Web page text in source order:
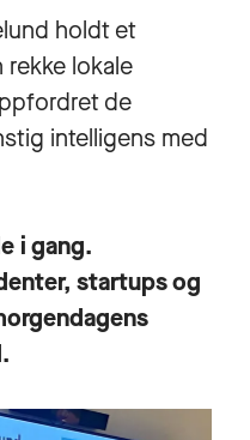
holdt et
rekke lokale
de
intelligens med
i gang.
startups og